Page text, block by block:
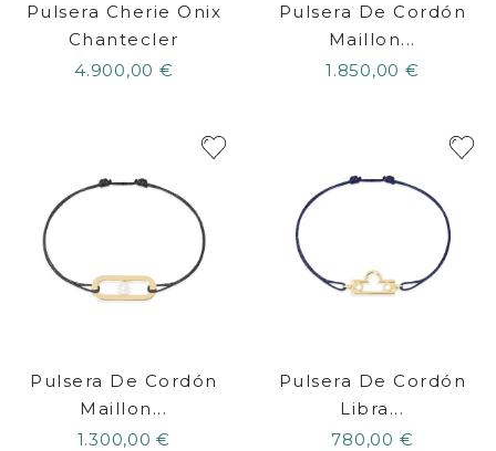
Pulsera Cherie Onix
Chantecler
4.900,00 €
Pulsera De Cordón
Maillon...
1.850,00 €
Pulsera De Cordón
Maillon...
1.300,00 €
Pulsera De Cordón
Libra...
780,00 €